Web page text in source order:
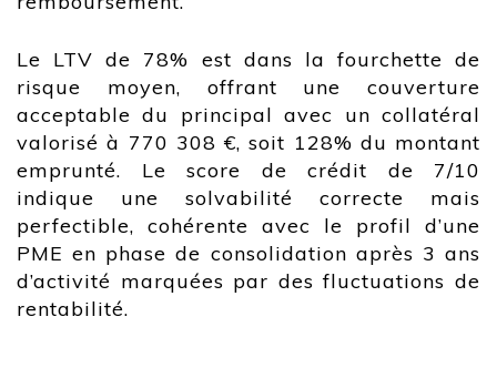
Le LTV de 78% est dans la fourchette de
risque moyen, offrant une couverture
acceptable du principal avec un collatéral
valorisé à 770 308 €, soit 128% du montant
emprunté. Le score de crédit de 7/10
indique une solvabilité correcte mais
perfectible, cohérente avec le profil d’une
PME en phase de consolidation après 3 ans
d’activité marquées par des fluctuations de
rentabilité.